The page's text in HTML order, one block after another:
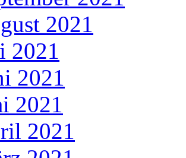
2021
2021
2021
2021
2021